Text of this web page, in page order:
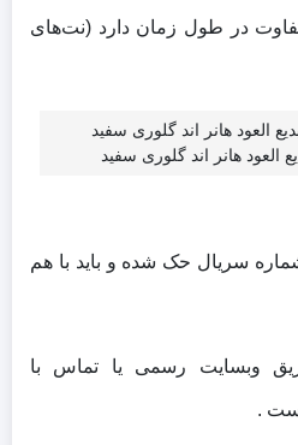
در طول زمان دارد (نت‌های
العود هانر اند گلوری سفید
سریال حک شده و باید با هم
وبسایت رسمی یا تماس با
.